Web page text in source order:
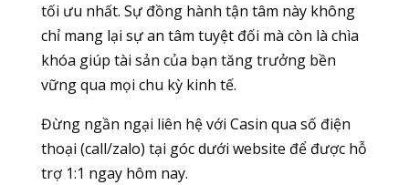
tối ưu nhất. Sự đồng hành tận tâm này không
chỉ mang lại sự an tâm tuyệt đối mà còn là chìa
khóa giúp tài sản của bạn tăng trưởng bền
vững qua mọi chu kỳ kinh tế.
Đừng ngần ngại liên hệ với Casin qua số điện
thoại (call/zalo) tại góc dưới website để được hỗ
trợ 1:1 ngay hôm nay.